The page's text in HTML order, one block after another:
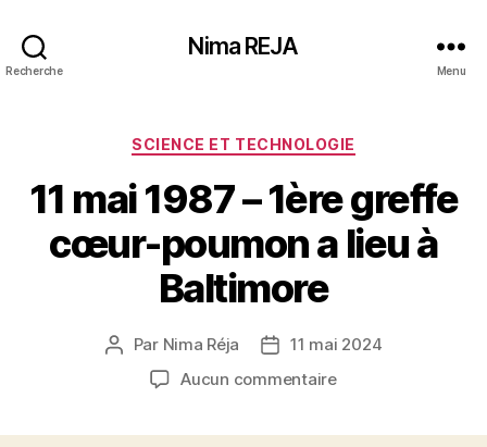
Recherche
Nima REJA
Menu
Catégories
SCIENCE ET TECHNOLOGIE
11 mai 1987 – 1ère greffe
cœur-poumon a lieu à
Baltimore
Auteur
l’article
Par Nima Réja
Date11 mai 2024
Aucun commentairesur